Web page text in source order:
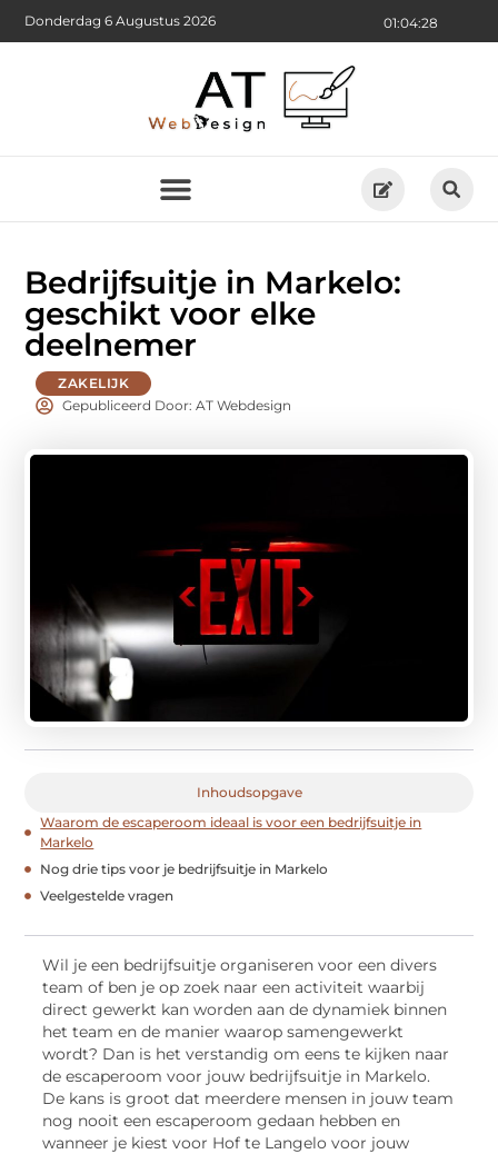
01:04:29
Donderdag 6 Augustus 2026
Bedrijfsuitje in Markelo:
geschikt voor elke
deelnemer
ZAKELIJK
Gepubliceerd Door: AT Webdesign
Inhoudsopgave
Waarom de escaperoom ideaal is voor een bedrijfsuitje in
Markelo
Nog drie tips voor je bedrijfsuitje in Markelo
Veelgestelde vragen
Wil je een bedrijfsuitje organiseren voor een divers
team of ben je op zoek naar een activiteit waarbij
direct gewerkt kan worden aan de dynamiek binnen
het team en de manier waarop samengewerkt
wordt? Dan is het verstandig om eens te kijken naar
de escaperoom voor jouw bedrijfsuitje in Markelo.
De kans is groot dat meerdere mensen in jouw team
nog nooit een escaperoom gedaan hebben en
wanneer je kiest voor Hof te Langelo voor jouw